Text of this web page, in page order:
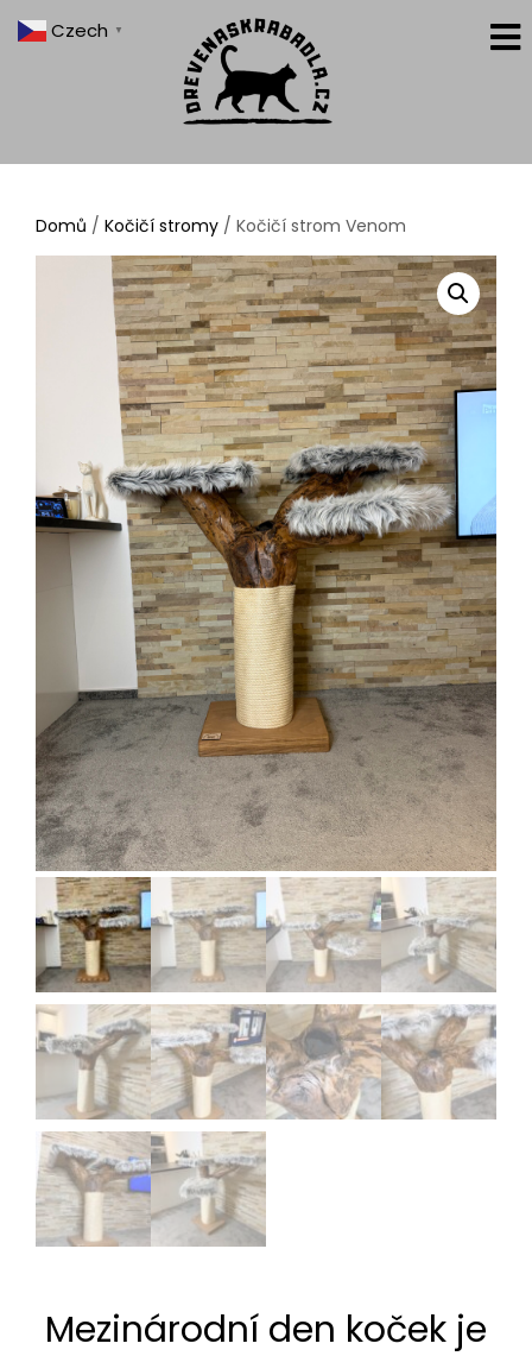
Domů / Kočičí stromy / Kočičí strom Venom
Mezinárodní den koček je
Czech ▼